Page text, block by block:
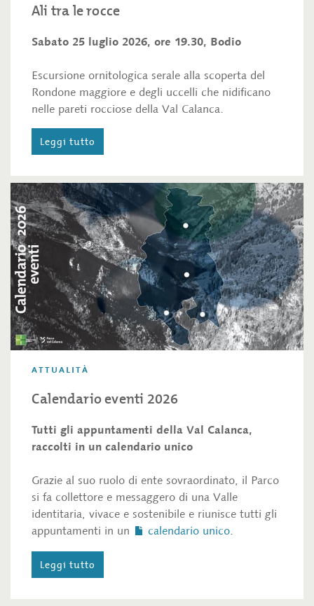
Ali tra le rocce
Sabato 25 luglio 2026, ore 19.30, Bodio
Escursione ornitologica serale alla scoperta del
Rondone maggiore e degli uccelli che nidificano
nelle pareti rocciose della Val Calanca.
Leggi tutto
ATTUALITÀ
Calendario eventi 2026
Tutti gli appuntamenti della Val Calanca,
raccolti in un calendario unico
Grazie al suo ruolo di ente sovraordinato, il Parco
si fa collettore e messaggero di una Valle
identitaria, vivace e sostenibile e riunisce tutti gli
appuntamenti in un
calendario unico.
Leggi tutto